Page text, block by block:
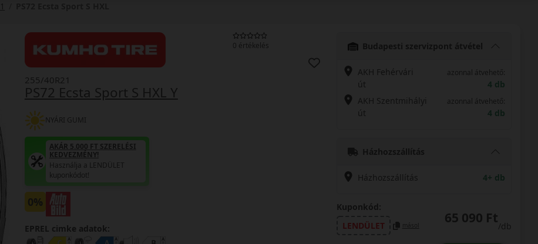
0 értékelés
PS72 Ecsta Sport S HXL Y
255/40R21
NYÁRI GUMI
AKÁR 5.000 FT SZERELÉSI
KEDVEZMÉNY!
Használja a LENDÜLET
kuponkódot!
0%
EPREL cimke adatok:
Budapesti szervizpont átvétel
AKH Fehérvári
út
azonnal átvehető:
4 db
AKH Szentmihályi
út
azonnal átvehető:
4 db
Házhozszállítás
Házhozszállítás 4+ db
Kuponkód:
LENDÜLET
másol 65 090 Ft
/db